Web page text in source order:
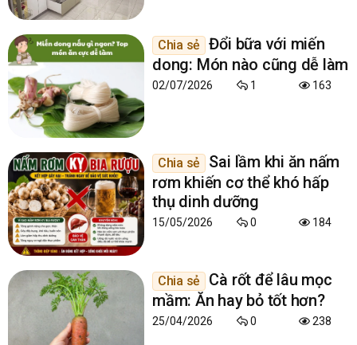
Chia sẻ
Đổi bữa với miến
dong: Món nào cũng dễ làm
02/07/2026 1 163
Chia sẻ
Sai lầm khi ăn nấm
rơm khiến cơ thể khó hấp
thụ dinh dưỡng
15/05/2026 0 184
Chia sẻ
Cà rốt để lâu mọc
mầm: Ăn hay bỏ tốt hơn?
25/04/2026 0 238